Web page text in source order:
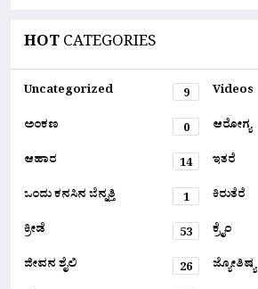
HOTCATEGORIES
Uncategorized 9 Videos
ಅಂಕಣ
0 ಆರೋಗ್ಯ
ಆಹಾರ
14 ಇತರೆ
ಒಂದು ಕನಸಿನ ಬೆನ್ನತ್ತಿ
1 ಕಿರುತೆರೆ
ಕ್ರೀಡೆ
53 ಕ್ರೈಂ
ಜೀವನ ಶೈಲಿ
26 ಜ್ಯೋತಿಷ್ಯ